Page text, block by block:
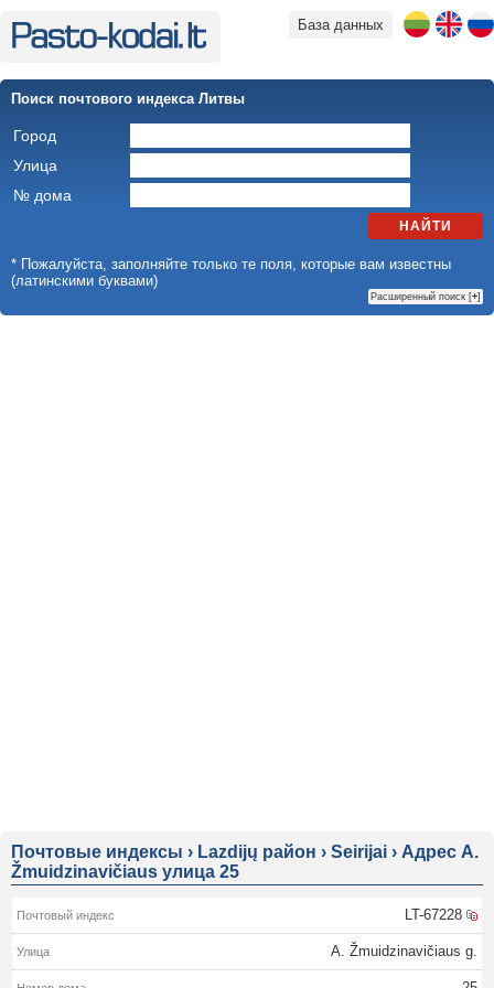
База данных
Поиск почтового индекса Литвы
Город
Улица
№ дома
НАЙТИ
* Пожалуйста, заполняйте только те поля, которые вам известны
(латинскими буквами)
Расширенный поиск [+]
Почтовые индексы › Lazdijų район › Seirijai › Адрес A.
Žmuidzinavičiaus улица 25
LT-67228
A. Žmuidzinavičiaus g.